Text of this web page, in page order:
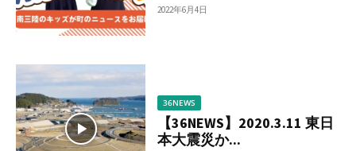
2022年6月4日
36NEWS
【36NEWS】2020.3.11 東日
本大震災か...